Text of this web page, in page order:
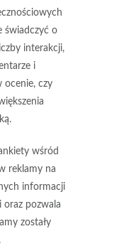
świadczyć o
interakcji,
i
ocenie, czy
wśród
reklamy na
informacji
pozwala
zostały